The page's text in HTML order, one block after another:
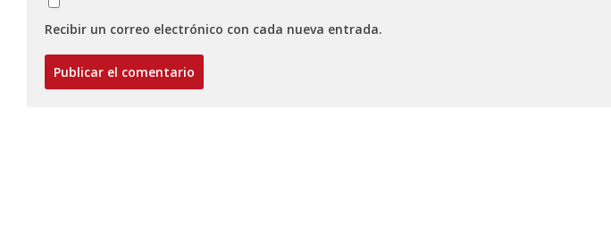
Recibir un correo electrónico con cada nueva entrada.